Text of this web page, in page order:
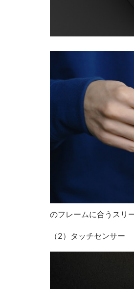
のフレームに合うスリ
（2）タッチセンサー